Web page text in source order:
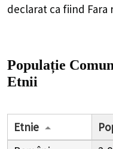
declarat ca fiind Fara
Populație
Etnii
Etnie